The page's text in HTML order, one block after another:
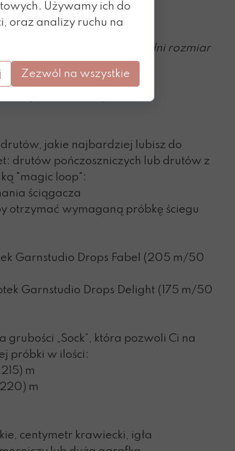
na drutach 3 mm, wzorem
po zblokowaniu.
inna, to dobierz odpowiedni rozmiar
wymaganą próbkę ściegu.
jakie najbardziej lubisz do
drutów pończoszniczych lub drutów z
"magic loop":
ściągacza
otrzymać wymaganą próbkę ściegu
Garnstudio Drops Fabel (205 m/50
Garnstudio Drops Delight (175 m/50
grubości „Sock”, która pozwoli Ci na
próbki w ilości:
m
m
centymetr krawiecki, igła
Używamy ich do
oraz analizy ruchu na
Zezwól na wszystkie